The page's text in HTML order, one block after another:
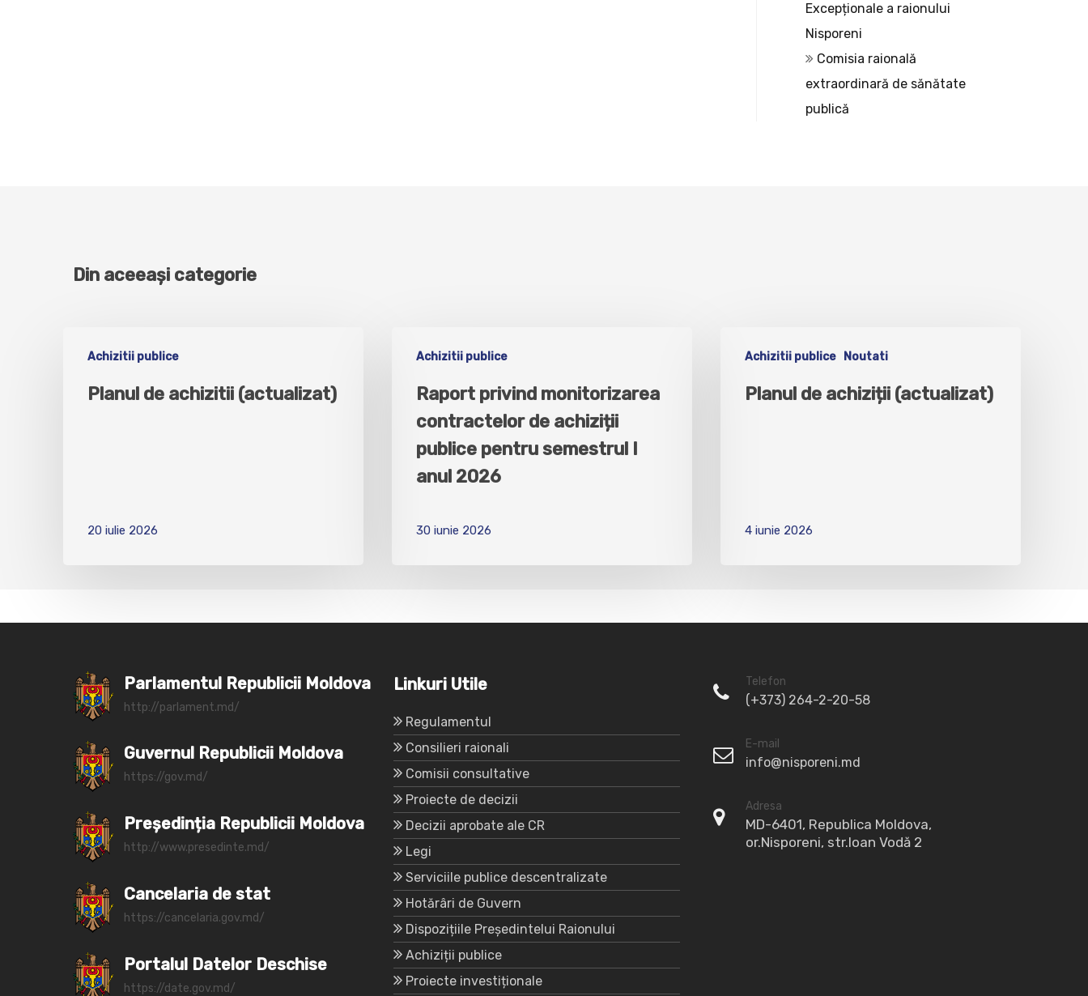
Excepționale a raionului
Nisporeni
Comisia raională
extraordinară de sănătate
publică
Din aceeași categorie
Achizitii publice
Planul de achizitii (actualizat)
20 iulie 2026
Achizitii publice
Raport privind monitorizarea
contractelor de achiziții
publice pentru semestrul I
anul 2026
30 iunie 2026
Achizitii publice Noutati
Planul de achiziții (actualizat)
4 iunie 2026
Parlamentul Republicii Moldova
http://parlament.md/
Guvernul Republicii Moldova
https://gov.md/
Președinția Republicii Moldova
http://www.presedinte.md/
Cancelaria de stat
https://cancelaria.gov.md/
Portalul Datelor Deschise
https://date.gov.md/
Linkuri Utile
Regulamentul
Consilieri raionali
Comisii consultative
Proiecte de decizii
Decizii aprobate ale CR
Legi
Serviciile publice descentralizate
Hotărâri de Guvern
Dispozițiile Președintelui Raionului
Achiziții publice
Proiecte investiționale
Telefon
(+373) 264-2-20-58
E-mail
info@nisporeni.md
Adresa
MD-6401, Republica Moldova,
or.Nisporeni, str.Ioan Vodă 2